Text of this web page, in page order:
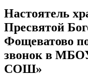
Настоятель
Пресвятой
Фощеватово
звонок в
СОШ»